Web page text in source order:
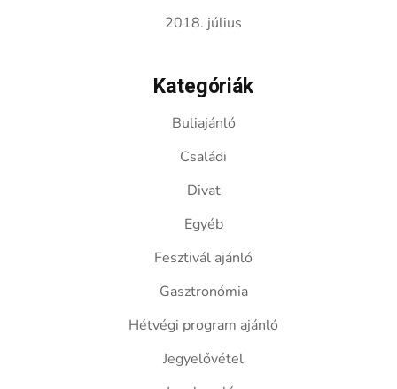
2018. július
Kategóriák
Buliajánló
Családi
Divat
Egyéb
Fesztivál ajánló
Gasztronómia
Hétvégi program ajánló
Jegyelővétel